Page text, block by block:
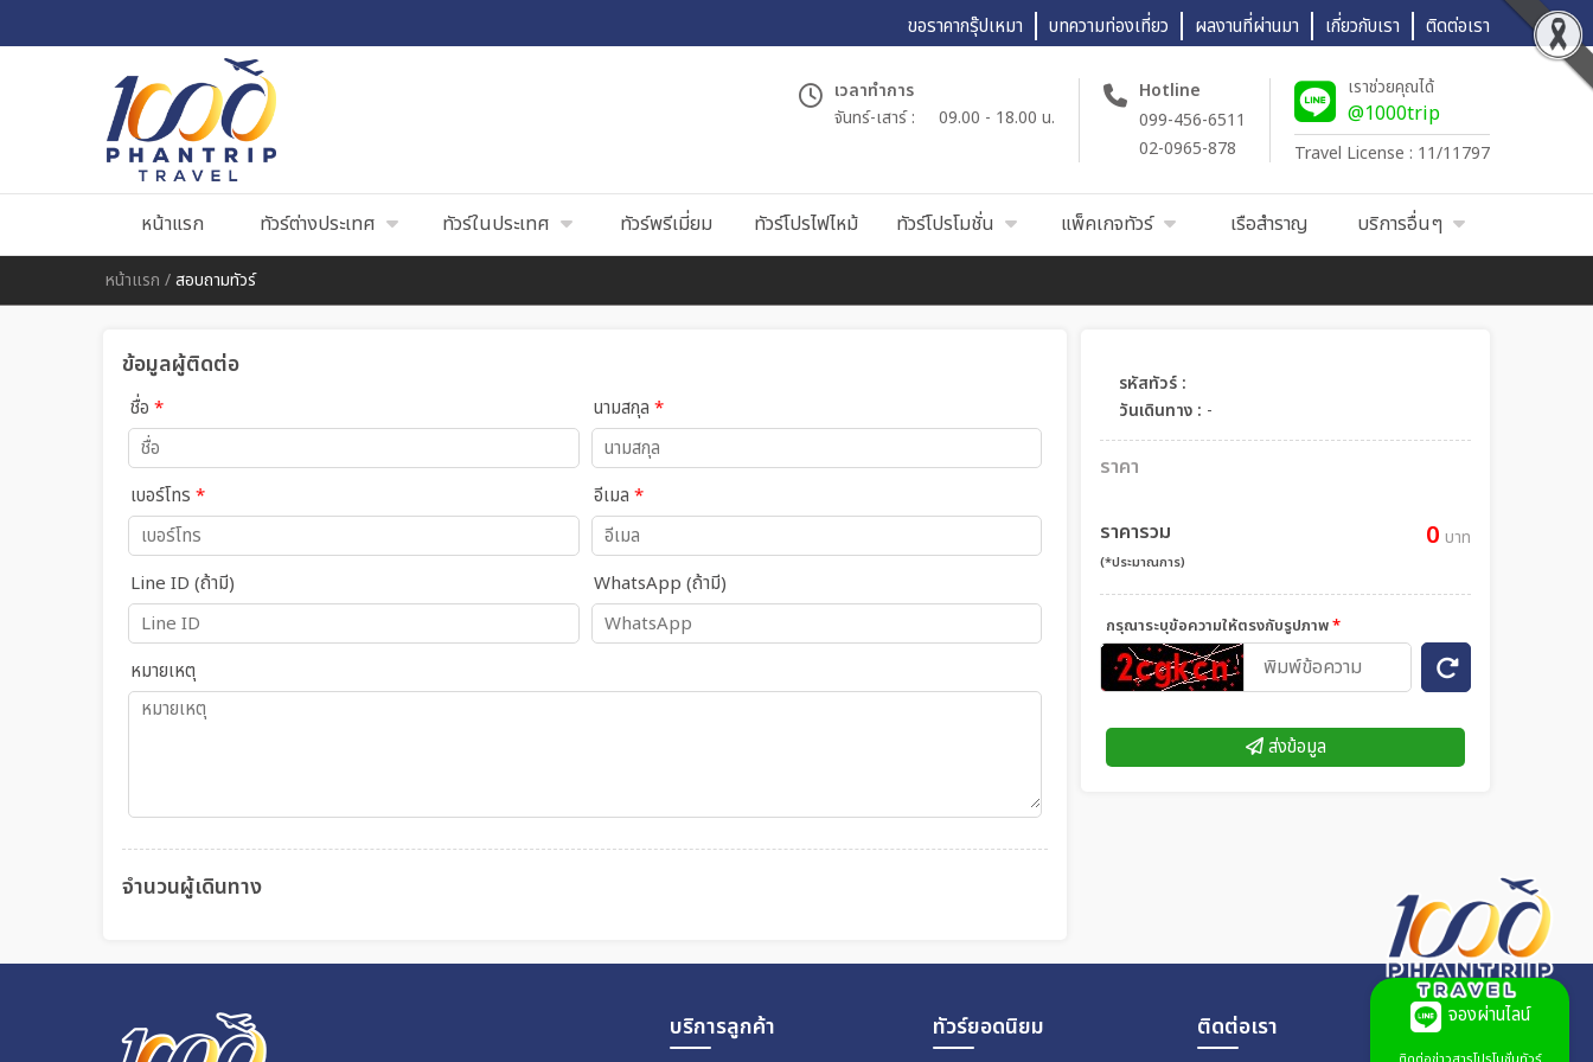
ขอราคากรุ๊ปเหมา บทความท่องเที่ยว ผลงานที่ผ่านมา เกี่ยวกับเรา ติดต่อเรา
เวลาทำการ
จันทร์-เสาร์ :
09.00 - 18.00 น.
Hotline
099-456-6511
02-0965-878
เราช่วยคุณได้
@1000trip
Travel License : 11/11797
หน้าแรก ทัวร์ต่างประเทศ ทัวร์ในประเทศ ทัวร์พรีเมี่ยม ทัวร์โปรไฟไหม้ ทัวร์โปรโมชั่น แพ็คเกจทัวร์ เรือสำราญ บริการอื่นๆ
หน้าแรก /สอบถามทัวร์
ข้อมูลผู้ติดต่อ
ชื่อ * นามสกุล *
เบอร์โทร * อีเมล *
Line ID (ถ้ามี) WhatsApp (ถ้ามี)
หมายเหตุ
จำนวนผู้เดินทาง
รหัสทัวร์ :
วันเดินทาง : -
ราคา
ราคารวม
(*ประมาณการ)
0 บาท
กรุณาระบุข้อความให้ตรงกับรูปภาพ*
ส่งข้อมูล
บริการลูกค้า ทัวร์ยอดนิยม ติดต่อเรา จองผ่านไลน์